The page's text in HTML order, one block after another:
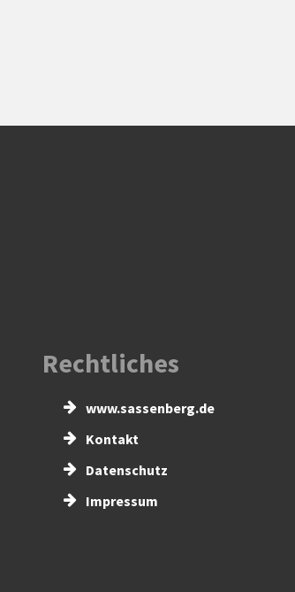
Rechtliches
www.sassenberg.de
Kontakt
Datenschutz
Impressum